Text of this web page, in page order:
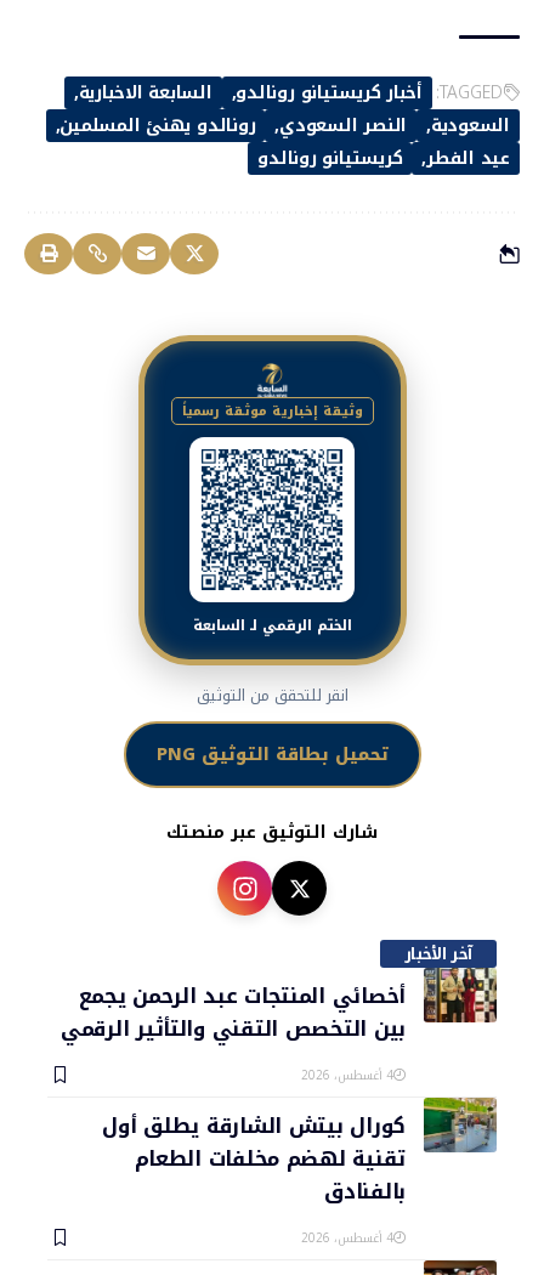
TAGGED: أخبار كريستيانو رونالدو
السابعة الاخبارية
السعودية
النصر السعودي
رونالدو يهنئ المسلمين
عيد الفطر
كريستيانو رونالدو
وثيقة إخبارية موثقة رسمياً
الختم الرقمي لـ السابعة
انقر للتحقق من التوثيق
تحميل بطاقة التوثيق PNG
شارك التوثيق عبر منصتك
آخر الأخبار
أخصائي المنتجات عبد الرحمن يجمع
بين التخصص التقني والتأثير الرقمي
4 أغسطس، 2026
كورال بيتش الشارقة يطلق أول
تقنية لهضم مخلفات الطعام
بالفنادق
4 أغسطس، 2026